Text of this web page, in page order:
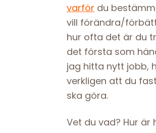
varför du
vill förändra/
hur ofta det är du
det första som
jag hitta nytt jobb,
verkligen att du
ska göra.
Vet du vad? Hur är